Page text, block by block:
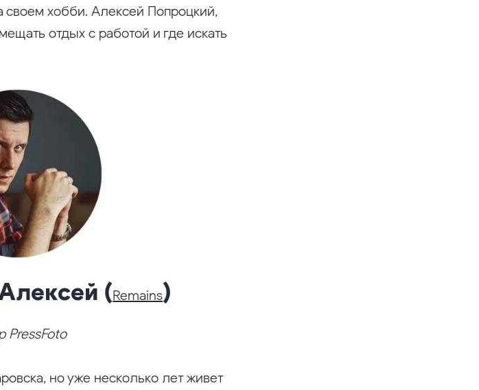
хобби. Алексей Попроцкий,
отдых c работой и где искать
(Remains)
PressFoto
но уже несколько лет живет